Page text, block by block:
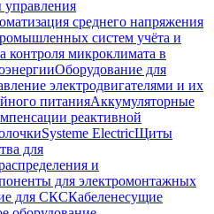
среднего напряжения
систем учёта и
контроля микроклимата в
Оборудование для
электродвигателями и их
питанияАккумуляторные
реактивной
Systeme ElectricЩиты
для
и
для электромонтажных
для СКСКабеленесущие